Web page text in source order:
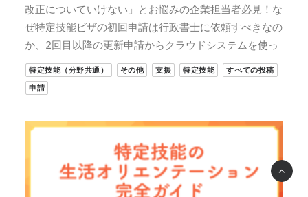
改正についていけない」とお悩みの企業担当者必見！な
ぜ特定技能ビザの初回申請は行政書士に依頼すべきなの
か、2回目以降の更新申請からクラウドシステムを使っ
特定技能（分野共通） その他 支援 特定技能
すべての投稿
申請